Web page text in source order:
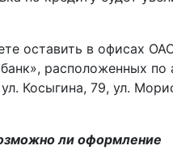
оставить в офисах
расположенных по
Косыгина, 79, ул.
ли оформление